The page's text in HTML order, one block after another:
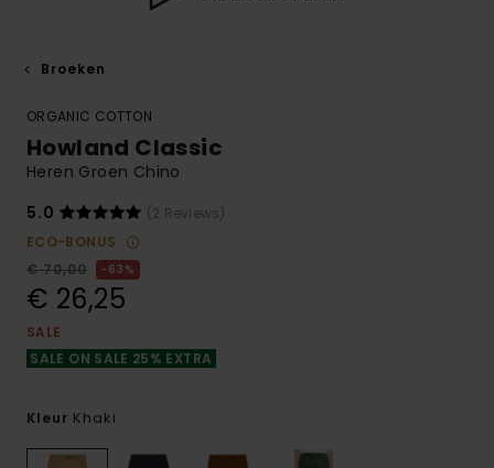
Broeken
ORGANIC COTTON
Howland Classic
Heren Groen Chino
5.0
(2 Reviews)
ECO-BONUS
€ 70,00
63%
€ 26,25
SALE
SALE ON SALE 25% EXTRA
Kleur Khaki